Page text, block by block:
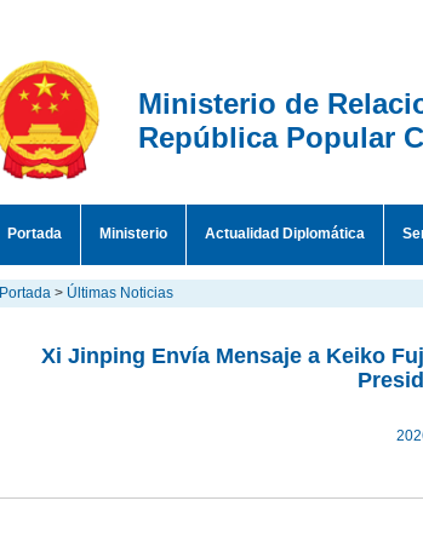
Ministerio de
República Popular
Portada Ministerio Actualidad Diplomática
Portada > Últimas Noticias
Xi Jinping Envía Mensaje a Keiko